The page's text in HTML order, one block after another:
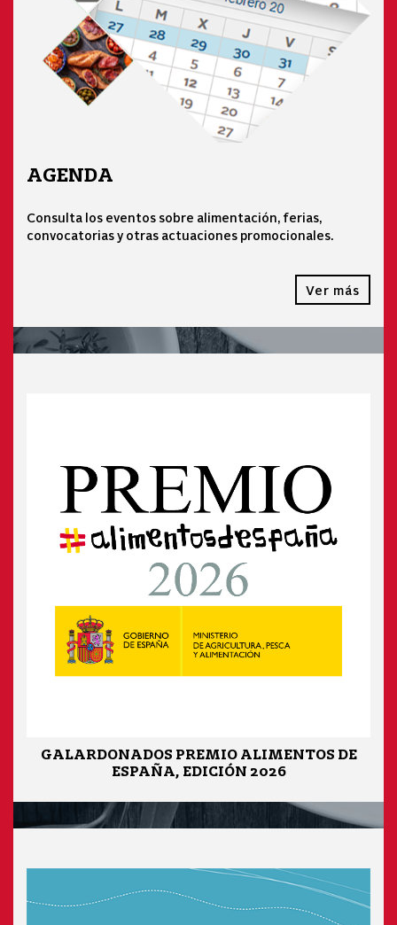
AGENDA
Consulta los eventos sobre alimentación, ferias,
convocatorias y otras actuaciones promocionales.
Ver más
GALARDONADOS PREMIO ALIMENTOS DE
ESPAÑA, EDICIÓN 2026